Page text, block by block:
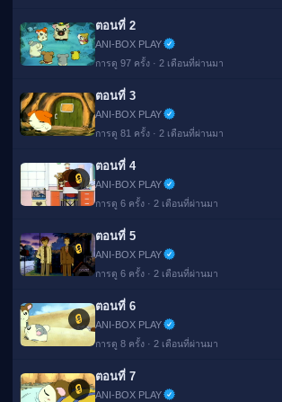
ตอนที่ 2
ANI-BOX PLAY
การดู 97 ครั้ง · 2 เดือนที่ผ่านมา
ตอนที่ 3
ANI-BOX PLAY
การดู 81 ครั้ง · 2 เดือนที่ผ่านมา
🔒
ตอนที่ 4
ANI-BOX PLAY
การดู 6 ครั้ง · 2 เดือนที่ผ่านมา
🔒
ตอนที่ 5
ANI-BOX PLAY
การดู 6 ครั้ง · 2 เดือนที่ผ่านมา
🔒
ตอนที่ 6
ANI-BOX PLAY
การดู 8 ครั้ง · 2 เดือนที่ผ่านมา
🔒
ตอนที่ 7
ANI-BOX PLAY